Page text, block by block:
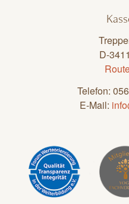
D-
Telefon:
E-Mail: